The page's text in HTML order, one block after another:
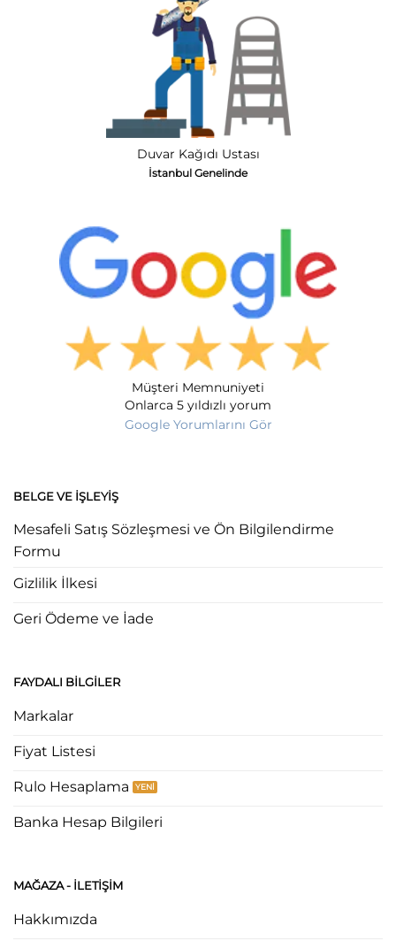
Duvar Kağıdı Ustası
İstanbul Genelinde
Müşteri Memnuniyeti
Onlarca 5 yıldızlı yorum
Google Yorumlarını Gör
BELGE VE İŞLEYIŞ
Mesafeli Satış Sözleşmesi ve Ön Bilgilendirme
Formu
Gizlilik İlkesi
Geri Ödeme ve İade
FAYDALI BILGILER
Markalar
Fiyat Listesi
Rulo Hesaplama
Banka Hesap Bilgileri
MAĞAZA - ILETIŞIM
Hakkımızda